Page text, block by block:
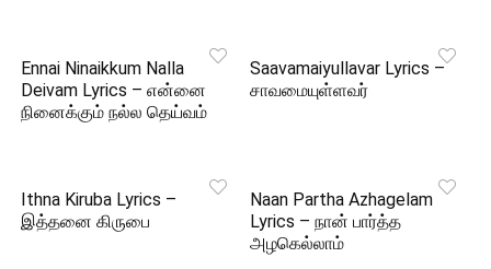
Ennai Ninaikkum Nalla
Deivam Lyrics – என்னை
நினைக்கும் நல்ல தெய்வம்
Saavamaiyullavar Lyrics –
சாவமையுள்ளவர்
Ithna Kiruba Lyrics –
இத்தனை கிருபை
Naan Partha Azhagelam
Lyrics – நான் பார்த்த
அழகெல்லாம்